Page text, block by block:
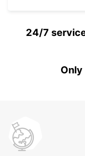
24/7